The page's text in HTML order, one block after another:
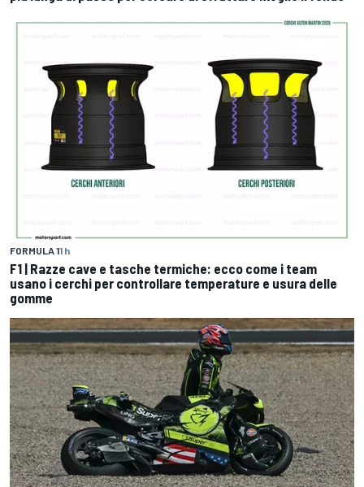
FORMULA 11 h
F1 | Razze cave e tasche termiche: ecco come i team
usano i cerchi per controllare temperature e usura delle
gomme